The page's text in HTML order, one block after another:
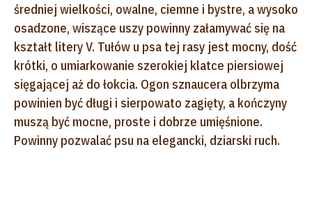
średniej wielkości, owalne, ciemne i bystre, a wysoko
osadzone, wiszące uszy powinny załamywać się na
kształt litery V. Tułów u psa tej rasy jest mocny, dość
krótki, o umiarkowanie szerokiej klatce piersiowej
sięgającej aż do łokcia. Ogon sznaucera olbrzyma
powinien być długi i sierpowato zagięty, a kończyny
muszą być mocne, proste i dobrze umięśnione.
Powinny pozwalać psu na elegancki, dziarski ruch.